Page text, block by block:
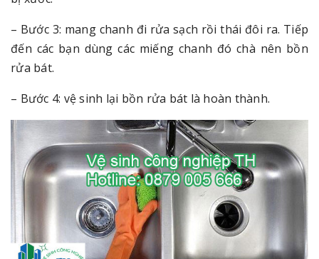
– Bước 3: mang chanh đi rửa sạch rồi thái đôi ra. Tiếp
đến các bạn dùng các miếng chanh đó chà nên bồn
rửa bát.
– Bước 4: vệ sinh lại bồn rửa bát là hoàn thành.